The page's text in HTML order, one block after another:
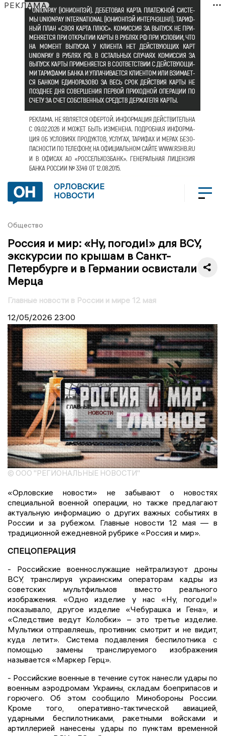
РЕКЛАМА
ОРЛОВСКИЕ
НОВОСТИ
Общество
Россия и мир: «Ну, погоди!» для ВСУ,
экскурсии по крышам в Санкт-
Петербурге и в Германии освистали
Мерца
Главные новости в России и мире 12 мая
12/05/2026 23:00
© ООО "РЕГИОНАЛЬНЫЕ НОВОСТИ"
«Орловские новости» не забывают о новостях
специальной военной операции, но также предлагают
актуальную информацию о других важных событиях в
России и за рубежом. Главные новости 12 мая — в
традиционной ежедневной рубрике «Россия и мир».
СПЕЦОПЕРАЦИЯ
- Российские военнослужащие нейтрализуют дроны
ВСУ, транслируя украинским операторам кадры из
советских мультфильмов вместо реального
изображения. «Одно изделие у нас «Ну, погоди!»
показывало, другое изделие «Чебурашка и Гена», и
«Следствие ведут Колобки» – это третье изделие.
Мультики отправляешь, противник смотрит и не видит,
куда летит». Система подавления беспилотника с
помощью замены транслируемого изображения
называется «Маркер Герц».
- Российские военные в течение суток нанесли удары по
военным аэродромам Украины, складам боеприпасов и
горючего. Об этом сообщило Минобороны России.
Кроме того, оперативно-тактической авиацией,
ударными беспилотниками, ракетными войсками и
артиллерией нанесены удары по пунктам временной